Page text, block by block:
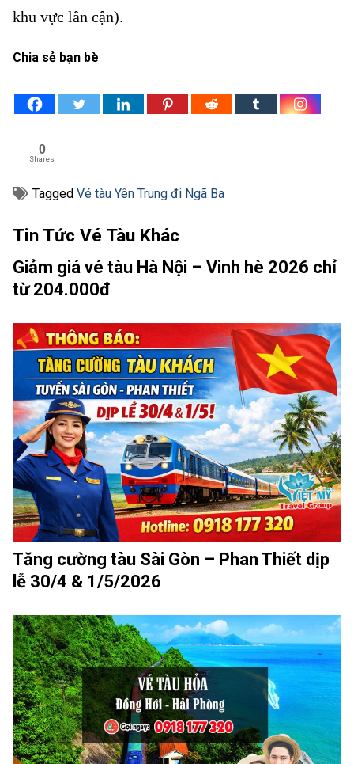
khu vực lân cận).
Chia sẻ bạn bè
0
Shares
Tagged Vé tàu Yên Trung đi Ngã Ba
Tin Tức Vé Tàu Khác
Giảm giá vé tàu Hà Nội – Vinh hè 2026 chỉ
từ 204.000đ
Tăng cường tàu Sài Gòn – Phan Thiết dịp
lễ 30/4 & 1/5/2026